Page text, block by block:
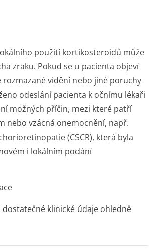
použití kortikosteroidů může
zraku. Pokud se u pacienta objeví
rozmazané vidění nebo jiné poruchy
odeslání pacienta k očnímu lékaři
možných příčin, mezi které patří
nebo vzácná onemocnění, např.
(CSCR), která byla
i lokálním podání
dostatečné klinické údaje ohledně